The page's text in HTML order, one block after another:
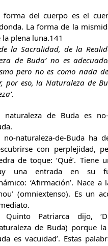
forma del cuerpo es el
La forma de la
la plena luna.141
la Sacralidad, de la
de Buda’ no es
pero no es como nada
por eso, la Naturaleza de
naturaleza de Buda es
no-naturaleza-de-Buda ha
con perplejidad,
de toque: ‘Qué’. Tiene
una entrada en su
‘Afirmación’. Nace a
(omniextenso). Es un
Quinto Patriarca dijo,
de Buda) porque
es vacuidad’. Estas